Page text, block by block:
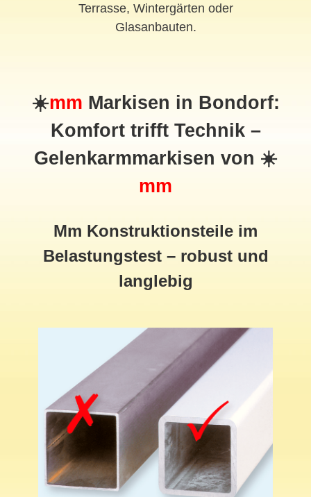
Terrasse, Wintergärten oder
Glasanbauten.
☀️mm Markisen in Bondorf:
Komfort trifft Technik –
Gelenkarmmarkisen von ☀️
mm
Mm Konstruktionsteile im
Belastungstest – robust und
langlebig